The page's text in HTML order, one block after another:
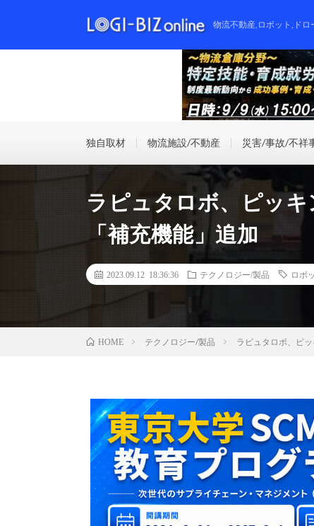
物流不動産,ロボット,ド
独自取材 物流施設/不動産 災害/事故/不祥
ラピュタロボ、ピッ
「補充機能」追加
2023.09.12 18:36:36 テクノロジー/製品 ロボ
HOME テクノロジー/製品 ラピュタロボ、ピ